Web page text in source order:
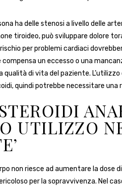
ha delle stenosi a livello delle
tiroideo, può sviluppare dolore
per problemi cardiaci
compensa un eccesso o una
qualità di vita del paziente.
quindi potrebbe necessitare una
UTILIZZO
non riesce ad aumentare la dose
per la sopravvivenza. Nel